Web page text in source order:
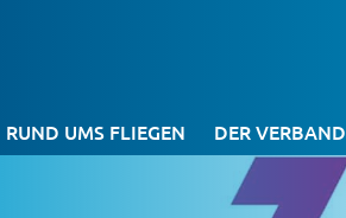
RUND UMS FLIEGEN DER VERBAND